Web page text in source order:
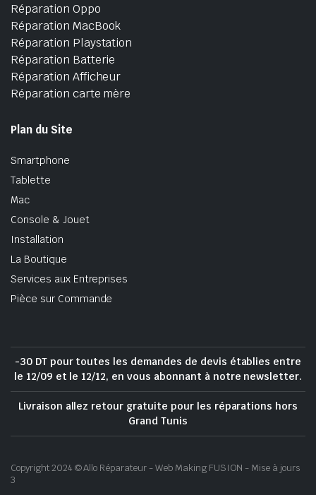
Réparation Oppo
Réparation MacBook
Réparation Playstation
Réparation Batterie
Réparation Afficheur
Réparation carte mère
Plan du Site
Smartphone
Tablette
Mac
Console & Jouet
Installation
La Boutique
Services aux Entreprises
Pièce sur Commande
-30 DT pour toutes les demandes de devis établies entre
le 12/09 et le 12/12, en vous abonnant à notre newsletter.
Livraison allez retour gratuite pour les réparations hors
Grand Tunis
Copyright 2024 © Allo Réparateur - Web Making FUSION - Mise à jours
3